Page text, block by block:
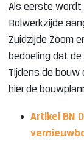
Als eerste wordt
Bolwerkzijde
Zuidzijde Zoom
bedoeling dat
Tijdens de bouw
hier de
Artikel BN